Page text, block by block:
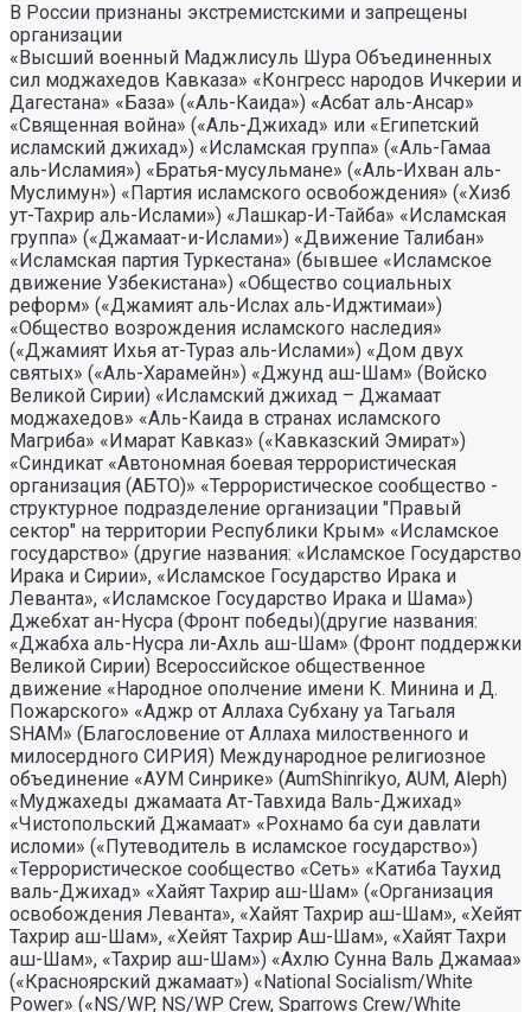
В России признаны экстремистскими и запрещены
организации
«Высший военный Маджлисуль Шура Объединенных
сил моджахедов Кавказа» «Конгресс народов Ичкерии и
Дагестана» «База» («Аль-Каида») «Асбат аль-Ансар»
«Священная война» («Аль-Джихад» или «Египетский
исламский джихад») «Исламская группа» («Аль-Гамаа
аль-Исламия») «Братья-мусульмане» («Аль-Ихван аль-
Муслимун») «Партия исламского освобождения» («Хизб
ут-Тахрир аль-Ислами») «Лашкар-И-Тайба» «Исламская
группа» («Джамаат-и-Ислами») «Движение Талибан»
«Исламская партия Туркестана» (бывшее «Исламское
движение Узбекистана») «Общество социальных
реформ» («Джамият аль-Ислах аль-Иджтимаи»)
«Общество возрождения исламского наследия»
(«Джамият Ихья ат-Тураз аль-Ислами») «Дом двух
святых» («Аль-Харамейн») «Джунд аш-Шам» (Войско
Великой Сирии) «Исламский джихад – Джамаат
моджахедов» «Аль-Каида в странах исламского
Магриба» «Имарат Кавказ» («Кавказский Эмират»)
«Синдикат «Автономная боевая террористическая
организация (АБТО)» «Террористическое сообщество -
структурное подразделение организации "Правый
сектор" на территории Республики Крым» «Исламское
государство» (другие названия: «Исламское Государство
Ирака и Сирии», «Исламское Государство Ирака и
Леванта», «Исламское Государство Ирака и Шама»)
Джебхат ан-Нусра (Фронт победы)(другие названия:
«Джабха аль-Нусра ли-Ахль аш-Шам» (Фронт поддержки
Великой Сирии) Всероссийское общественное
движение «Народное ополчение имени К. Минина и Д.
Пожарского» «Аджр от Аллаха Субхану уа Тагьаля
SHAM» (Благословение от Аллаха милоственного и
милосердного СИРИЯ) Международное религиозное
объединение «АУМ Синрике» (AumShinrikyo, AUM, Aleph)
«Муджахеды джамаата Ат-Тавхида Валь-Джихад»
«Чистопольский Джамаат» «Рохнамо ба суи давлати
исломи» («Путеводитель в исламское государство»)
«Террористическое сообщество «Сеть» «Катиба Таухид
валь-Джихад» «Хайят Тахрир аш-Шам» («Организация
освобождения Леванта», «Хайят Тахрир аш-Шам», «Хейят
Тахрир аш-Шам», «Хейят Тахрир Аш-Шам», «Хайят Тахри
аш-Шам», «Тахрир аш-Шам») «Ахлю Сунна Валь Джамаа»
(«Красноярский джамаат») «National Socialism/White
Power» («NS/WP, NS/WP Crew, Sparrows Crew/White